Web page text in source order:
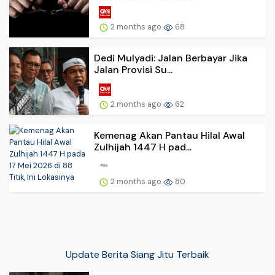
2 months ago 68
Dedi Mulyadi: Jalan Berbayar Jika
Jalan Provisi Su...
2 months ago 62
Kemenag Akan Pantau Hilal Awal
Zulhijah 1447 H pad...
2 months ago 80
Update Berita Siang Jitu Terbaik